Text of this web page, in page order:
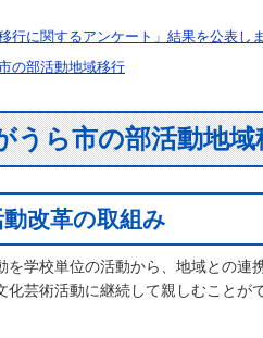
行に関するアンケート」結果を公表しま
の部活動地域移行
うら市の部活動地域
動改革の取組み
学校単位の活動から、地域との連
化芸術活動に継続して親しむことが